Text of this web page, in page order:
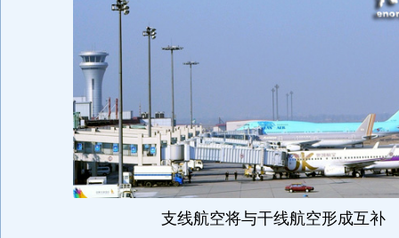
支线航空将与干线航空形成互补